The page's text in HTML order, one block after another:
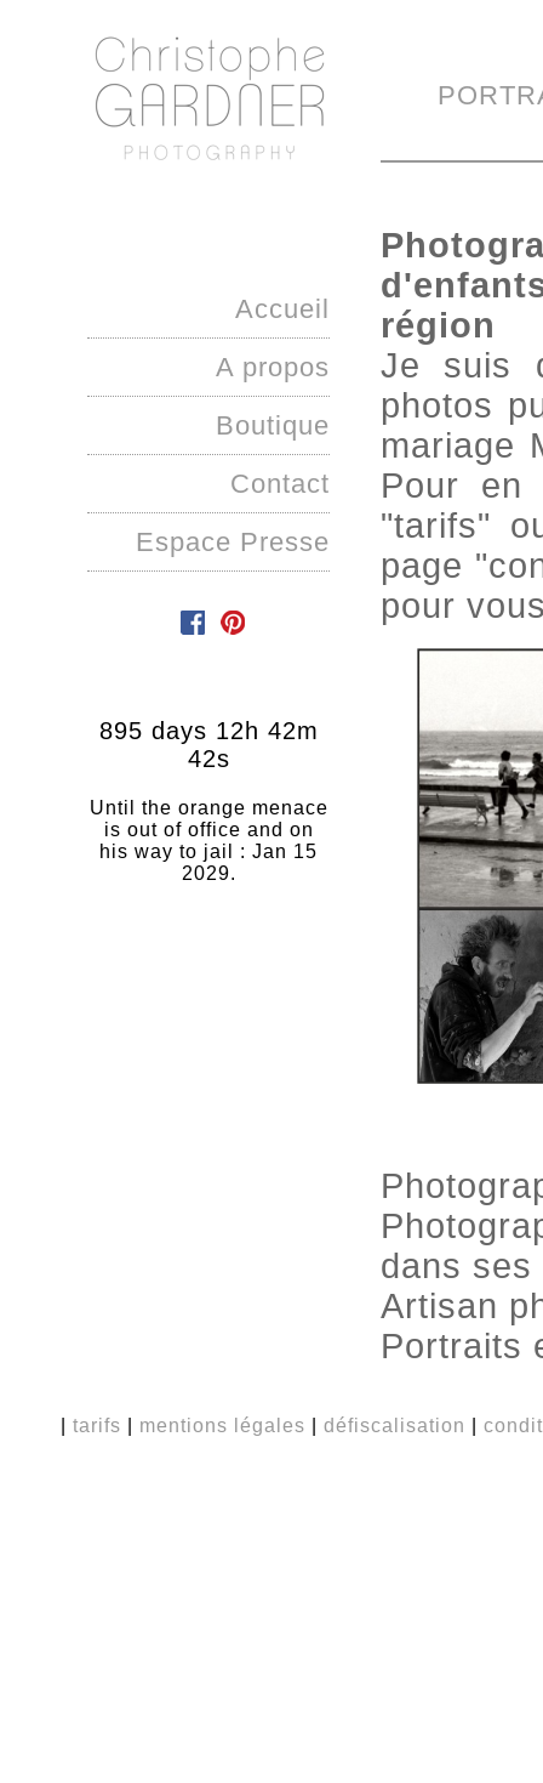
Accueil
A propos
Boutique
Contact
Espace Presse
895 days 12h 42m
41s
Until the orange menace
is out of office and on
his way to jail : Jan 15
2029.
région
Je suis
photos
mariage
Pour en
"tarifs"
page
pour
dans
Artisan
Portraits
tarifs mentions légales défiscalisation